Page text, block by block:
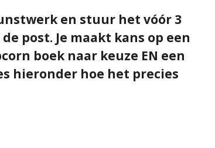
en stuur het vóór 3
post. Je maakt kans op een
boek naar keuze EN een
hieronder hoe het precies